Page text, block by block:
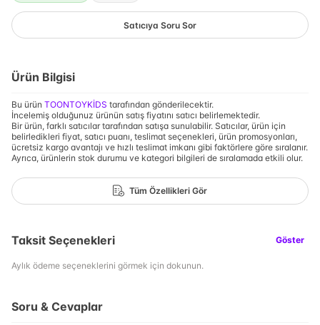
Satıcıya Soru Sor
Ürün Bilgisi
Bu ürün TOONTOYKİDS tarafından gönderilecektir.
İncelemiş olduğunuz ürünün satış fiyatını satıcı belirlemektedir.
Bir ürün, farklı satıcılar tarafından satışa sunulabilir. Satıcılar, ürün için
belirledikleri fiyat, satıcı puanı, teslimat seçenekleri, ürün promosyonları,
ücretsiz kargo avantajı ve hızlı teslimat imkanı gibi faktörlere göre sıralanır.
Ayrıca, ürünlerin stok durumu ve kategori bilgileri de sıralamada etkili olur.
Tüm Özellikleri Gör
Taksit Seçenekleri Göster
Aylık ödeme seçeneklerini görmek için dokunun.
Soru & Cevaplar